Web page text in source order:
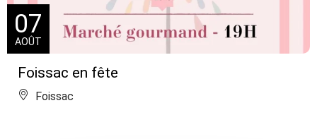
Foissac en fête
07
AOÛT
Foissac